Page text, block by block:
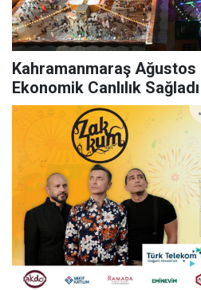
Kahramanmaraş Ağustos
Ekonomik Canlılık Sağladı